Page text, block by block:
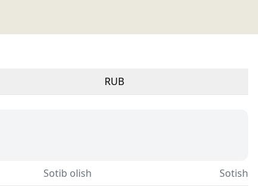
RUB
Sotib olish
Sotish